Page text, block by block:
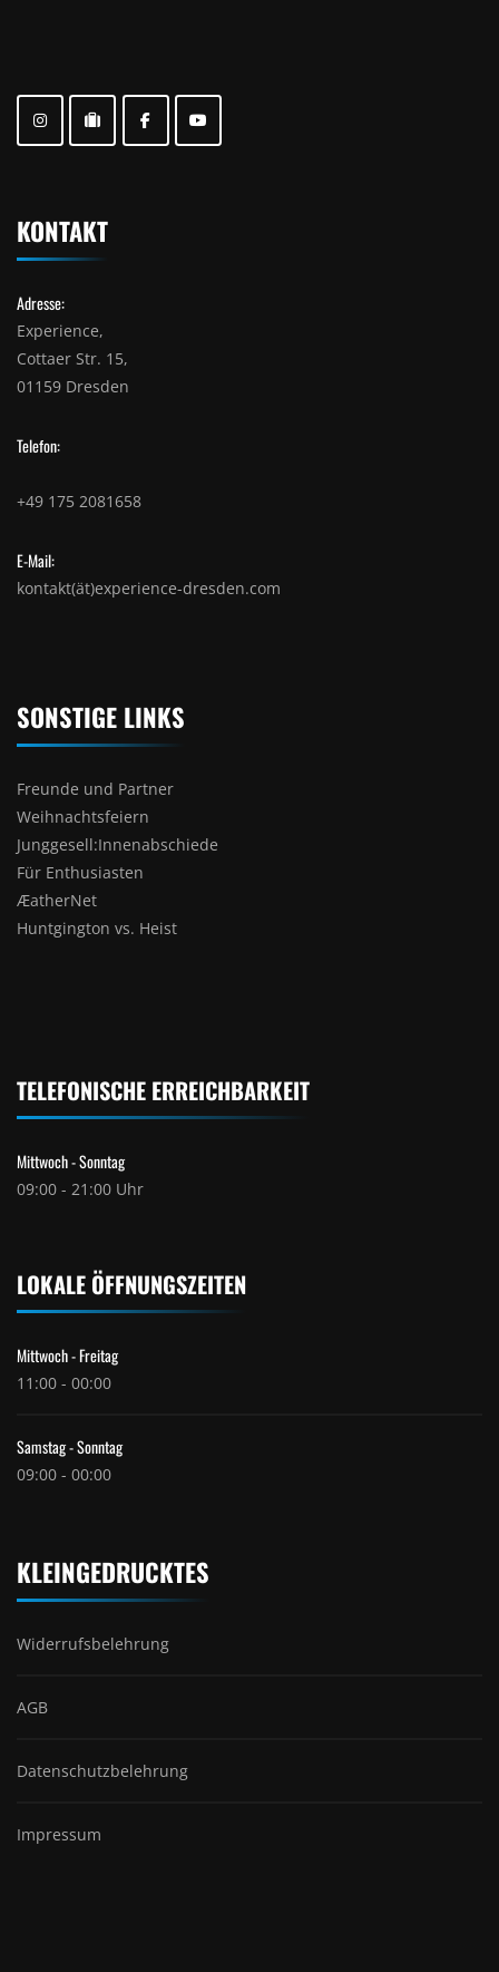
KONTAKT
Adresse:
Experience,
Cottaer Str. 15,
01159 Dresden
Telefon:
+49 175 2081658
E-Mail:
kontakt(ät)experience-dresden.com
SONSTIGE LINKS
Freunde und Partner
Weihnachtsfeiern
Junggesell:Innenabschiede
Für Enthusiasten
ÆatherNet
Huntgington vs. Heist
TELEFONISCHE ERREICHBARKEIT
Mittwoch - Sonntag
09:00 - 21:00 Uhr
LOKALE ÖFFNUNGSZEITEN
Mittwoch - Freitag
11:00 - 00:00
Samstag - Sonntag
09:00 - 00:00
KLEINGEDRUCKTES
Widerrufsbelehrung
AGB
Datenschutzbelehrung
Impressum